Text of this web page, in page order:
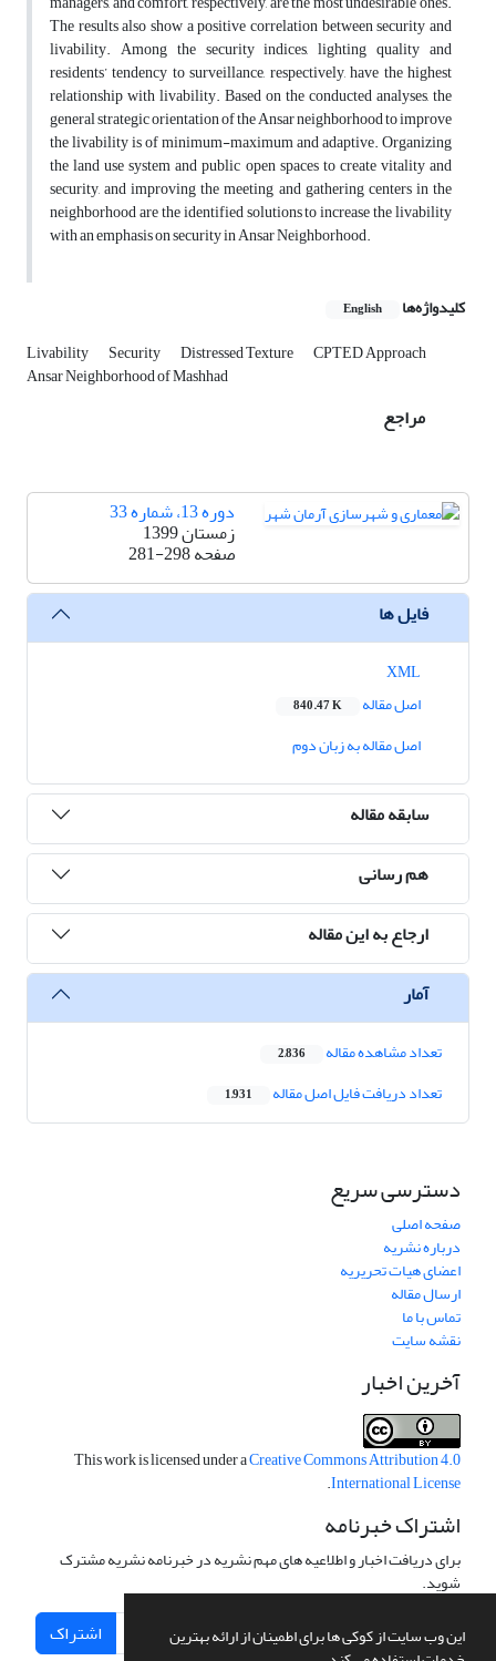
این وب سایت از کوکی ها برای اطمینان از ارائه بهترین
The results also show a positive correlation between security and
livability. Among the security indices, lighting quality and
residents’ tendency to surveillance, respectively, have the highest
relationship with livability. Based on the conducted analyses, the
general strategic orientation of the Ansar neighborhood to improve
the livability is of minimum-maximum and adaptive. Organizing
the land use system and public open spaces to create vitality and
security, and improving the meeting and gathering centers in the
neighborhood are the identified solutions to increase the livability
with an emphasis on security in Ansar Neighborhood.
کلیدواژه‌ها English
Livability Security Distressed Texture CPTED Approach
Ansar Neighborhood of Mashhad
مراجع
دوره 13، شماره 33
زمستان 1399
صفحه281-298
فایل ها
اصل مقاله
840.47 K
اصل مقاله به زبان دوم
سابقه مقاله
هم رسانی
ارجاع به این مقاله
آمار
تعداد مشاهده مقاله 2,836
تعداد دریافت فایل اصل مقاله 1,931
دسترسی سریع
صفحه اصلی
درباره نشریه
اعضای هیات تحریریه
ارسال مقاله
تماس با ما
نقشه سایت
آخرین اخبار
This work is licensed under aCreative Commons Attribution 4.0
International License
.
اشتراک خبرنامه
برای دریافت اخبار و اطلاعیه های مهم نشریه در خبرنامه نشریه مشترک
شوید.
اشتراک